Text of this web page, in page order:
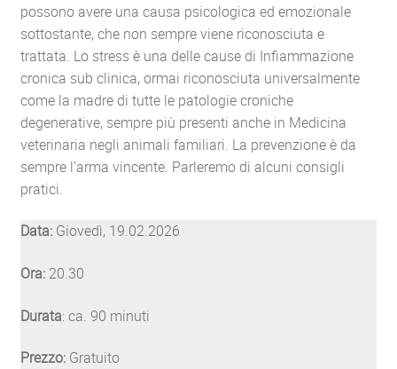
possono avere una causa psicologica ed emozionale
sottostante, che non sempre viene riconosciuta e
trattata. Lo stress è una delle cause di Infiammazione
cronica sub clinica, ormai riconosciuta universalmente
come la madre di tutte le patologie croniche
degenerative, sempre più presenti anche in Medicina
veterinaria negli animali familiari. La prevenzione è da
sempre l’arma vincente. Parleremo di alcuni consigli
pratici.
Data:Giovedì, 19.02.2026
Ora:20.30
Durata: ca. 90 minuti
Prezzo:Gratuito